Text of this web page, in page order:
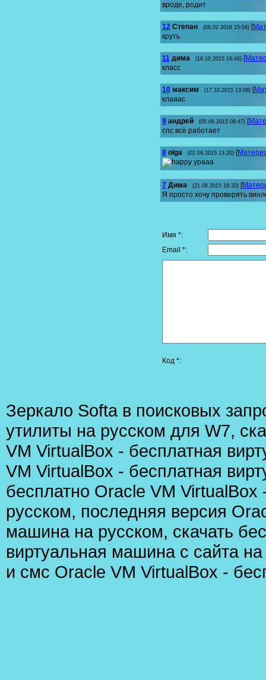
вроде, родит
12 Степан (06.02.2016 15:04) [
круть
11 дима (19.10.2015 16:44) [
класс
10 максим (17.10.2015 13:08) [
клааас
9 андрей (05.09.2015 09:47) [
спс всё работает
8 olga (02.09.2015 13:20) [
урааа
7 Дима (21.08.2015 18:32) [
Я просто хочу проверять
Имя *:
Email *:
Код *:
Зеркало Softа в поисковых
утилиты на русском для W7,
VM VirtualBox - бесплатная
VM VirtualBox - бесплатная
бесплатно Oracle VM
русском, последняя версия
машина на русском, скачать
виртуальная машина с сайта
и смс Oracle VM VirtualBox -